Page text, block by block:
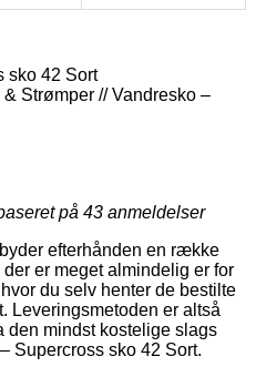
sko 42 Sort
Strømper // Vandresko –
på 43 anmeldelser
efterhånden en række
er meget almindelig er for
du selv henter de bestilte
Leveringsmetoden er altså
den mindst kostelige slags
Supercross sko 42 Sort.